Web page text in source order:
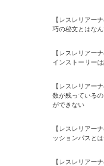
【レスレリアー
巧の秘文とはな
【レスレリアー
インストーリー
【レスレリアー
数が残っている
ができない
【レスレリアー
ッションパスと
【レスレリアー